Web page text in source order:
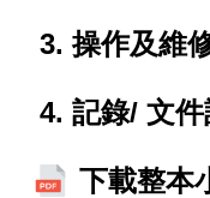
操作及維
記錄/ 文
下載整本